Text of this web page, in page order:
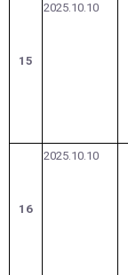
15
2025.10.10
16
2025.10.10